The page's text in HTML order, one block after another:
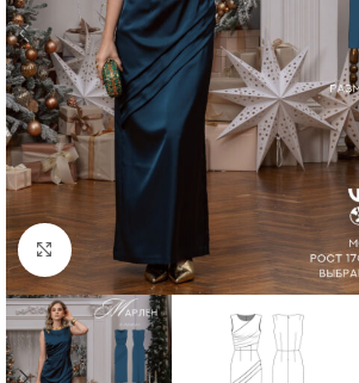
Нажмите, чтобы увеличить